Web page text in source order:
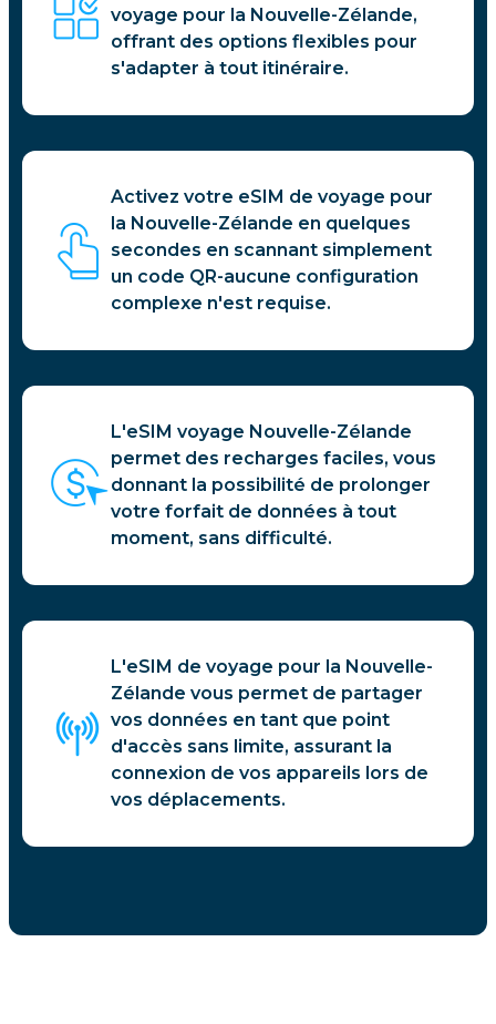
voyage pour la Nouvelle-Zélande,
offrant des options flexibles pour
s'adapter à tout itinéraire.
Activez votre eSIM de voyage pour
la Nouvelle-Zélande en quelques
secondes en scannant simplement
un code QR-aucune configuration
complexe n'est requise.
L'eSIM voyage Nouvelle-Zélande
permet des recharges faciles, vous
donnant la possibilité de prolonger
votre forfait de données à tout
moment, sans difficulté.
L'eSIM de voyage pour la Nouvelle-
Zélande vous permet de partager
vos données en tant que point
d'accès sans limite, assurant la
connexion de vos appareils lors de
vos déplacements.